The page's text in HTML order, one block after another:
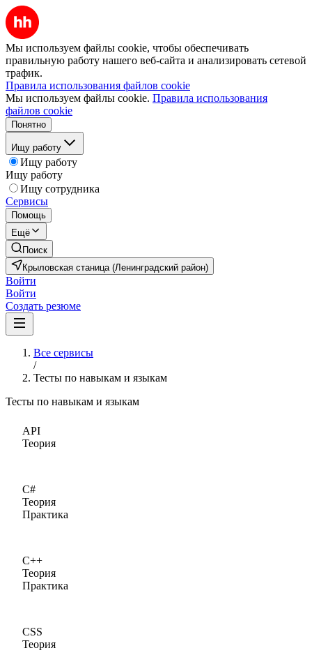
Мы используем файлы cookie, чтобы обеспечивать
правильную работу нашего веб-сайта и анализировать сетевой
трафик.
Правила использования файлов cookie
Мы используем файлы cookie. Правила использования
файлов cookie
Понятно
Ищу работу
Ищу работу
Ищу работу
Ищу сотрудника
Сервисы
Помощь
Ещё
Поиск
Крыловская станица (Ленинградский район)
Войти
Войти
Создать резюме
Все сервисы
/
Тесты по навыкам и языкам
Тесты по навыкам и языкам
API
Теория
C#
Теория
Практика
C++
Теория
Практика
CSS
Теория